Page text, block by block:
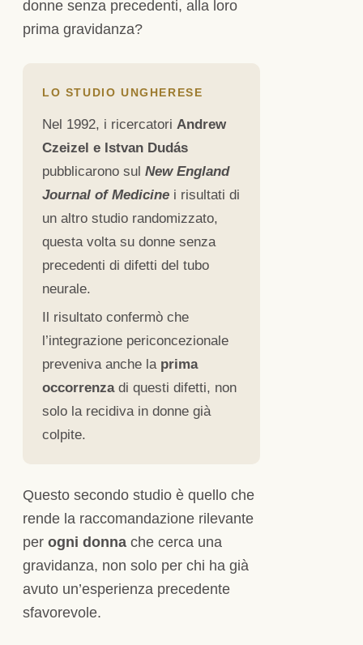
donne senza precedenti, alla loro
prima gravidanza?
LO STUDIO UNGHERESE
Nel 1992, i ricercatori Andrew
Czeizel e Istvan Dudás
pubblicarono sul New England
Journal of Medicine i risultati di
un altro studio randomizzato,
questa volta su donne senza
precedenti di difetti del tubo
neurale.
Il risultato confermò che
l’integrazione periconcezionale
preveniva anche la prima
occorrenzadi questi difetti, non
solo la recidiva in donne già
colpite.
Questo secondo studio è quello che
rende la raccomandazione rilevante
per ogni donna che cerca una
gravidanza, non solo per chi ha già
avuto un’esperienza precedente
sfavorevole.